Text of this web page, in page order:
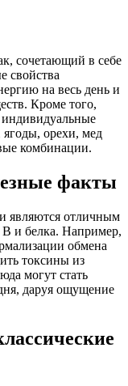
сочетающий в себе
свойства
на весь день и
Кроме того,
орехи, мед
комбинации.
факты
являются отличным
и белка. Например,
обмена
токсины из
могут стать
даруя ощущение